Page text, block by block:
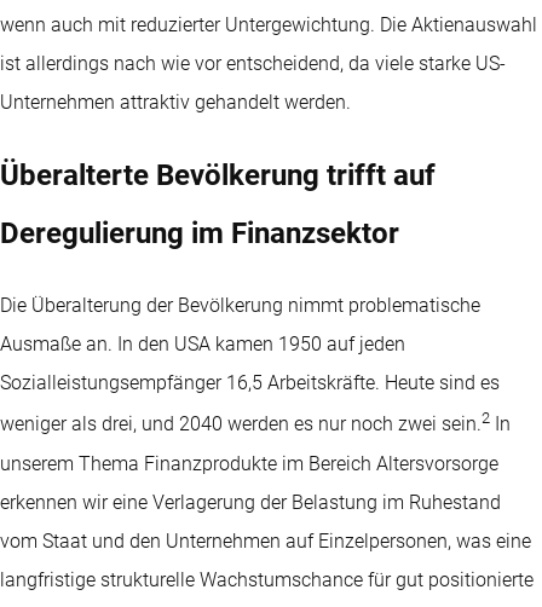
wenn auch mit reduzierter Untergewichtung. Die Aktienauswahl
ist allerdings nach wie vor entscheidend, da viele starke US-
Unternehmen attraktiv gehandelt werden.
Überalterte Bevölkerung trifft auf
Deregulierung im Finanzsektor
Die Überalterung der Bevölkerung nimmt problematische
Ausmaße an. In den USA kamen 1950 auf jeden
Sozialleistungsempfänger 16,5 Arbeitskräfte. Heute sind es
weniger als drei, und 2040 werden es nur noch zwei sein.2 In
unserem Thema Finanzprodukte im Bereich Altersvorsorge
erkennen wir eine Verlagerung der Belastung im Ruhestand
vom Staat und den Unternehmen auf Einzelpersonen, was eine
langfristige strukturelle Wachstumschance für gut positionierte